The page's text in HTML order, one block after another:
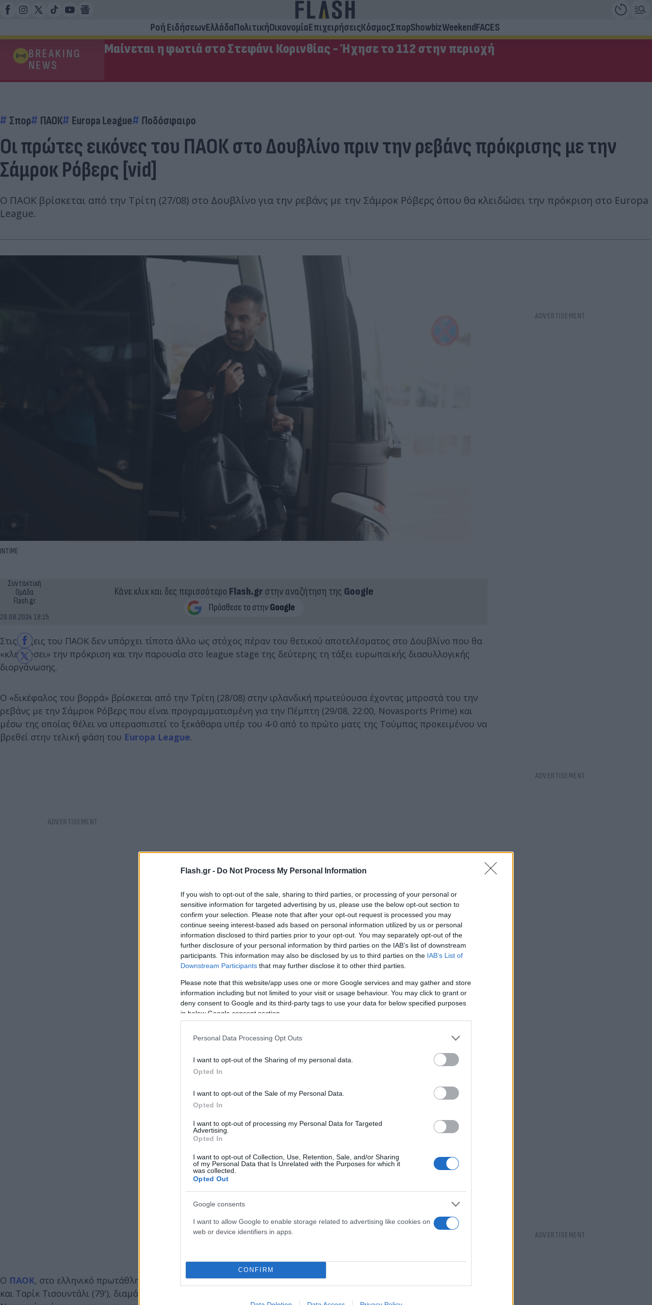
Flash.gr - Do Not Process My Personal Information
If you wish to opt-out of the sale, sharing to third parties, or processing of your personal or
sensitive information for targeted advertising by us, please use the below opt-out section to
confirm your selection. Please note that after your opt-out request is processed you may
continue seeing interest-based ads based on personal information utilized by us or personal
information disclosed to third parties prior to your opt-out. You may separately opt-out of the
further disclosure of your personal information by third parties on the IAB’s list of downstream
participants. This information may also be disclosed by us to third parties on the IAB’s List of
Downstream Participants that may further disclose it to other third parties.
Please note that this website/app uses one or more Google services and may gather and store
information including but not limited to your visit or usage behaviour. You may click to grant or
deny consent to Google and its third-party tags to use your data for below specified purposes
in below Google consent section.
Personal Data Processing Opt Outs
I want to opt-out of the Sharing of my personal data.
Opted In
I want to opt-out of the Sale of my Personal Data.
Opted In
I want to opt-out of processing my Personal Data for Targeted
Advertising.
Opted In
I want to opt-out of Collection, Use, Retention, Sale, and/or Sharing
of my Personal Data that Is Unrelated with the Purposes for which it
was collected.
Opted Out
Google consents
I want to allow Google to enable storage related to advertising like cookies on
web or device identifiers in apps.
CONFIRM
Ροή ΕιδήσεωνΕλλάδαΠολιτικήΟικονομίαΕπιχειρήσειςΚόσμοςΣπορShowbizWeekendFACES
BREAKING
NEWS
Μαίνεται η φωτιά στο Στεφάνι Κορινθίας - Ήχησε το 112 στην περιοχή
Σπορ ΠΑΟΚ Europa League Ποδόσφαιρο
Οι πρώτες εικόνες του ΠΑΟΚ στο Δουβλίνο πριν την ρεβάνς πρόκρισης με την
Σάμροκ Ρόβερς [vid]
Ο ΠΑΟΚ βρίσκεται από την Τρίτη (27/08) στο Δουβλίνο για την ρεβάνς με την Σάμροκ Ρόβερς όπου θα κλειδώσει την πρόκριση στο Europa
League.
INTIME
Συντακτική
Ομάδα
Flash.gr
28.08.2024 18:15
Κάνε κλικ και δες περισσότερο Flash.grστην αναζήτηση της Google
Στις τάξεις του ΠΑΟΚ δεν υπάρχει τίποτα άλλο ως στόχος πέραν του θετικού αποτελέσματος στο Δουβλίνο που θα
«κλειδώσει» την πρόκριση και την παρουσία στο league stage της δεύτερης τη τάξει ευρωπαϊκής διασυλλογικής
διοργάνωσης.
Ο «δικέφαλος του βορρά» βρίσκεται από την Τρίτη (28/08) στην ιρλανδική πρωτεύουσα έχοντας μπροστά του την
ρεβάνς με την Σάμροκ Ρόβερς που είναι προγραμματισμένη για την Πέμπτη (29/08, 22:00, Novasports Prime) και
μέσω της οποίας θέλει να υπερασπιστεί το ξεκάθαρα υπέρ του 4-0 από το πρώτο ματς της Τούμπας προκειμένου να
βρεθεί στην τελική φάση του Europa League.
Ο ΠΑΟΚ, στο ελληνικό πρωτάθλημα, έκανε το 2/2 και πέρασε το εμπόδιο του Παναιτωλικού. Ο Γιοάν Σάστρε (51')
και Ταρίκ Τισουντάλι (79'), διαμόρφωσαν το σκορ για τον «δικέφαλο», ο οποίος «έφτασε» τους έξι βαθμούς.